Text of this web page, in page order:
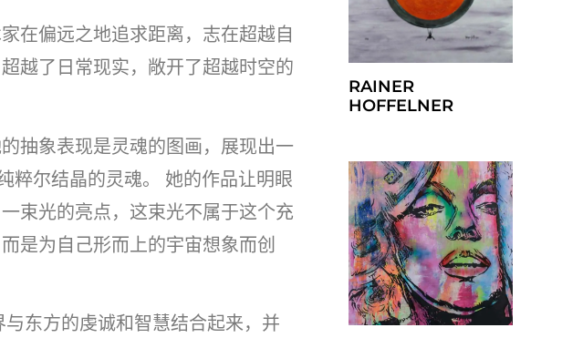
在偏远之地追求距离，志在超越自
越了日常现实，敞开了超越时空的
抽象表现是灵魂的图画，展现出一
粹尔结晶的灵魂。 她的作品让明眼
束光的亮点，这束光不属于这个充
是为自己形而上的宇宙想象而创
东方的虔诚和智慧结合起来，并
RAINER
HOFFELNER